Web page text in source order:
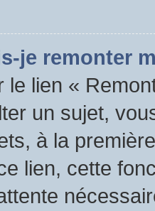
je remonter
le lien «
un sujet,
à la
lien, cette